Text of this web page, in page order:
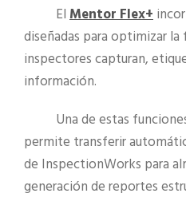
ElMentor Flex+
diseñadas para optimizar la
inspectores capturan,
información.
Una de estas
permite transferir
de InspectionWorks para
generación de reportes